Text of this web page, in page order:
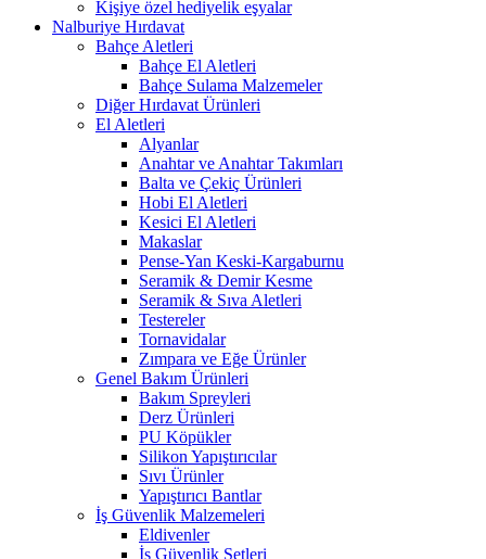
Kişiye özel hediyelik eşyalar
Nalburiye Hırdavat
Bahçe Aletleri
Bahçe El Aletleri
Bahçe Sulama Malzemeler
Diğer Hırdavat Ürünleri
El Aletleri
Alyanlar
Anahtar ve Anahtar Takımları
Balta ve Çekiç Ürünleri
Hobi El Aletleri
Kesici El Aletleri
Makaslar
Pense-Yan Keski-Kargaburnu
Seramik & Demir Kesme
Seramik & Sıva Aletleri
Testereler
Tornavidalar
Zımpara ve Eğe Ürünler
Genel Bakım Ürünleri
Bakım Spreyleri
Derz Ürünleri
PU Köpükler
Silikon Yapıştırıcılar
Sıvı Ürünler
Yapıştırıcı Bantlar
İş Güvenlik Malzemeleri
Eldivenler
İş Güvenlik Setleri